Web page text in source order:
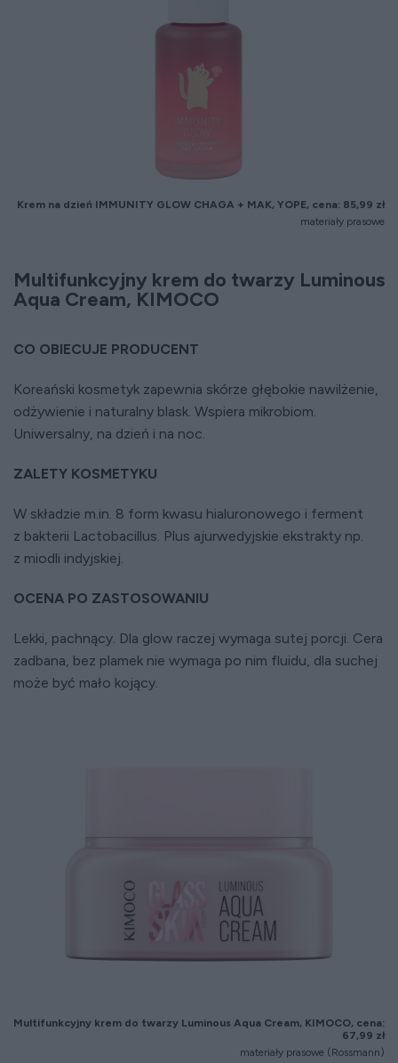
Krem na dzień IMMUNITY GLOW CHAGA + MAK, YOPE, cena: 85,99 zł
materiały prasowe
Multifunkcyjny krem do twarzy Luminous
Aqua Cream, KIMOCO
CO OBIECUJE PRODUCENT
Koreański kosmetyk zapewnia skórze głębokie nawilżenie,
odżywienie i naturalny blask. Wspiera mikrobiom.
Uniwersalny, na dzień i na noc.
ZALETY KOSMETYKU
W składzie m.in. 8 form kwasu hialuronowego i ferment
z bakterii Lactobacillus. Plus ajurwedyjskie ekstrakty np.
z miodli indyjskiej.
OCENA PO ZASTOSOWANIU
Lekki, pachnący. Dla glow raczej wymaga sutej porcji. Cera
zadbana, bez plamek nie wymaga po nim fluidu, dla suchej
może być mało kojący.
Multifunkcyjny krem do twarzy Luminous Aqua Cream, KIMOCO, cena:
67,99 zł
materiały prasowe (Rossmann)